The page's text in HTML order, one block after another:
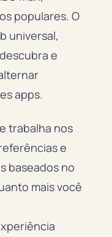
populares. O
universal,
e
apps.
trabalha nos
e
baseados no
mais você